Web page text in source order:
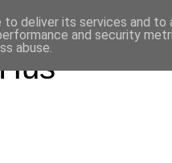
deliver its services and to
and security
abuse.